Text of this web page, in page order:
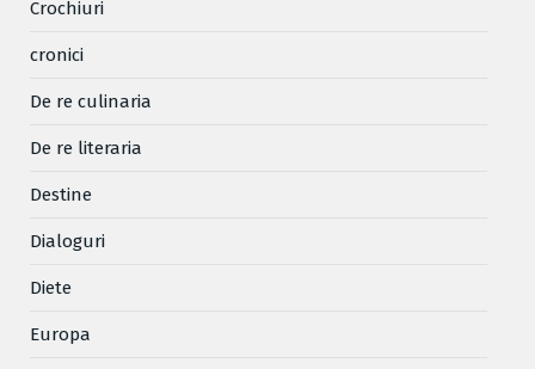
Crochiuri
cronici
De re culinaria
De re literaria
Destine
Dialoguri
Diete
Europa